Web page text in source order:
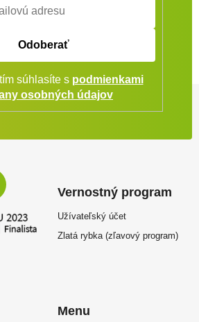
Odoberať
súhlasíte s podmienkami
osobných údajov
Vernostný program
Užívateľský účet
Zlatá rybka (zľavový program)
Menu